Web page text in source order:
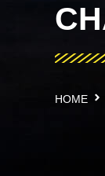
HOME